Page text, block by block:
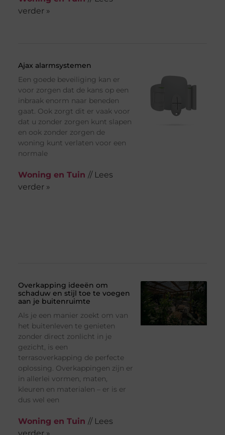
verder »
Ajax alarmsystemen
Een goede beveiliging kan er
voor zorgen dat de kans op een
inbraak enorm naar beneden
gaat. Ook zorgt dit er vaak voor
dat u zonder zorgen kunt slapen
en ook zonder zorgen de
woning kunt verlaten voor een
normale
Woning en Tuin // Lees
verder »
Overkapping ideeën om
schaduw en stijl toe te voegen
aan je buitenruimte
Als je een manier zoekt om van
het buitenleven te genieten
zonder direct zonlicht in je
gezicht, is een
terrasoverkapping de perfecte
oplossing. Overkappingen zijn er
in allerlei vormen, maten,
kleuren en materialen – er is er
dus wel een
Woning en Tuin // Lees